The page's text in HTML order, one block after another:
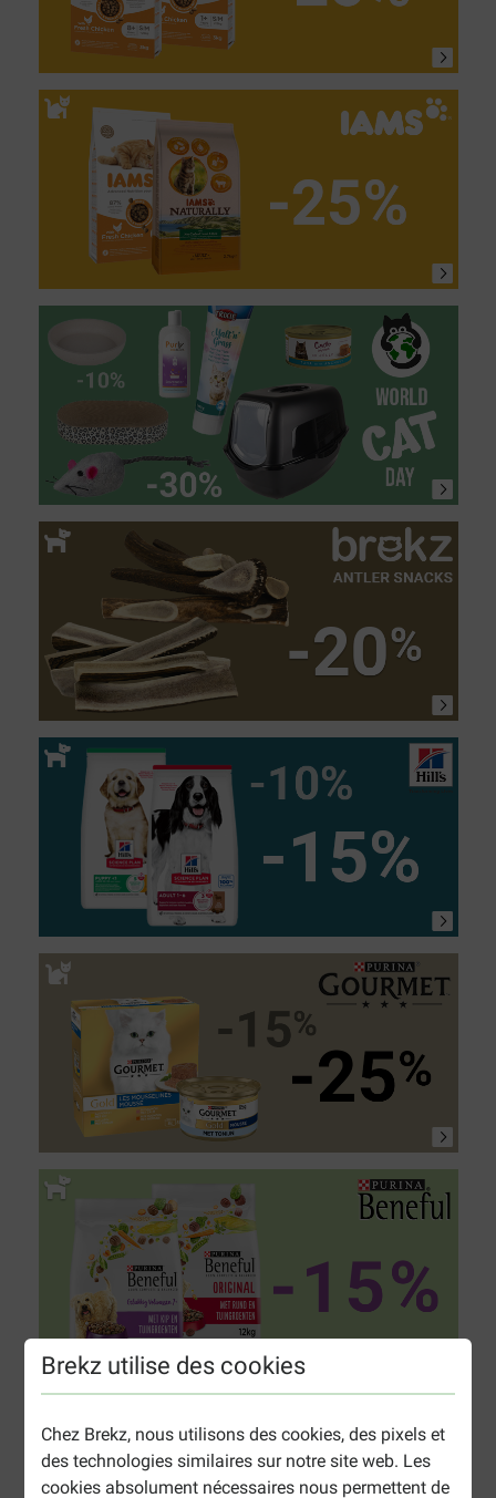
Brekz utilise des cookies
Chez Brekz, nous utilisons des cookies, des pixels et
des technologies similaires sur notre site web. Les
cookies absolument nécessaires nous permettent de